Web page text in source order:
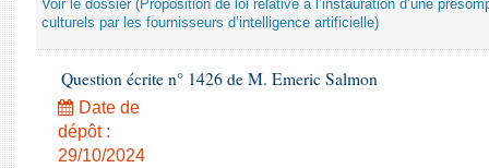
Voir le dossier (Proposition de loi relative à l’instauration d’une
culturels par les fournisseurs d’intelligence artificielle)
Question écrite n° 1426 de M. Emeric Salmon
Date de
dépôt :
29/10/2024